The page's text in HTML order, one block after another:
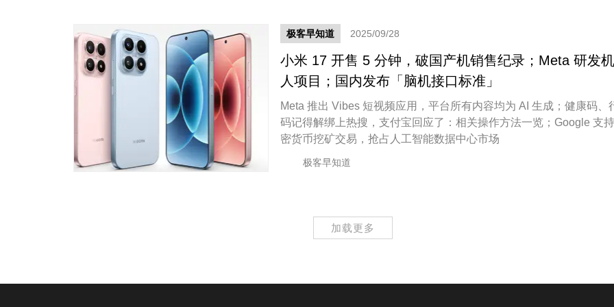
极客早知道 2025/09/28
小米 17 开售 5 分钟，破国产机销售纪录；Meta 研发
人项目；国内发布「脑机接口标准」
Meta 推出 Vibes 短视频应用，平台所有内容均为 AI 生成；健康码、
码记得解绑上热搜，支付宝回应了：相关操作方法一览；Google 支
密货币挖矿交易，抢占人工智能数据中心市场
极客早知道
加载更多